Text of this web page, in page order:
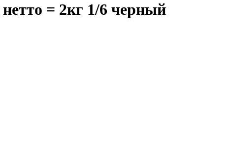
= 2кг 1/6 черный